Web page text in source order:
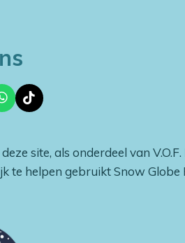
W
h
s
A
p
T
i
o
site, als onderdeel van
te helpen gebruikt Snow Globe